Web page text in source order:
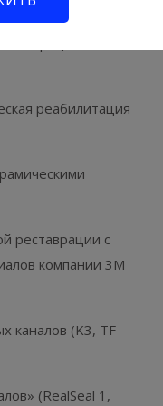
Enamel
реабилитация
реставрации с
компании 3M
каналов (K3, TF-
(RealSeal 1,